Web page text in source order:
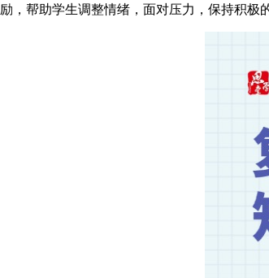
励，帮助学生调整情绪，面对压力，保持积极